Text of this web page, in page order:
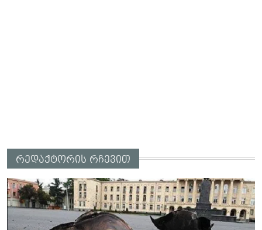
რედაქტორის რჩევით